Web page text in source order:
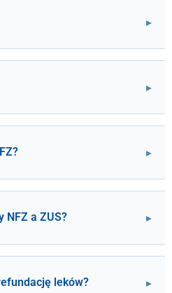
NFZ a ZUS?
leków?